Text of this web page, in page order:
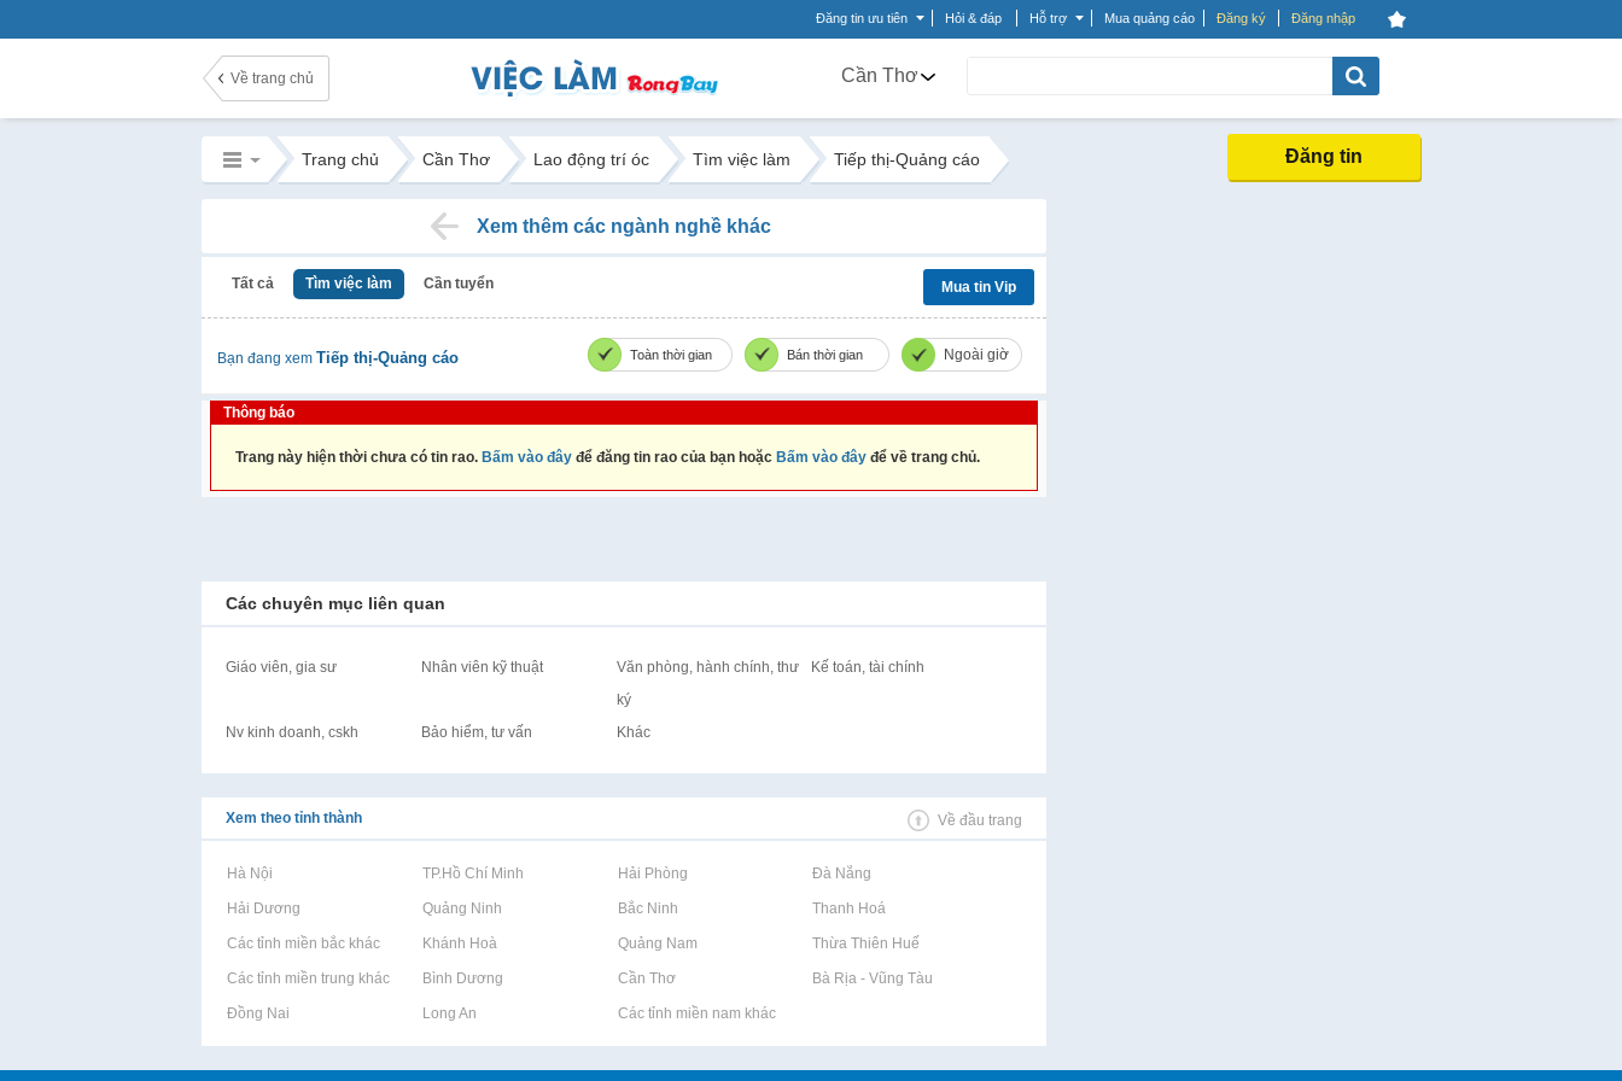
Đăng tin ưu tiên Hỏi & đáp Hỗ trợ Mua quảng cáo Đăng ký Đăng nhập
Về trang chủ Cần Thơ
Trang chủ Cần Thơ Lao động trí óc Tìm việc làm Tiếp thị-Quảng cáo Đăng tin
Xem thêm các ngành nghề khác
Tất cả Tìm việc làm Cần tuyển Mua tin Vip
Bạn đang xem Tiếp thị-Quảng cáo Toàn thời gian Bán thời gian Ngoài giờ
Thông báo
Trang này hiện thời chưa có tin rao. Bấm vào đây để đăng tin rao của bạn hoặc Bấm vào đây để về trang chủ.
Các chuyên mục liên quan
Giáo viên, gia sư Nhân viên kỹ thuật
Văn phòng, hành chính, thư
ký
Kế toán, tài chính
Nv kinh doanh, cskh Bảo hiểm, tư vấn Khác
Xem theo tỉnh thành Về đầu trang
Rao vặt tại Hà Nội Rao vặt tại TP.Hồ Chí Minh Rao vặt tại Hải Phòng Rao vặt tại Đà Nẵng
Rao vặt tại Hải Dương Rao vặt tại Quảng Ninh Rao vặt tại Bắc Ninh Rao vặt tại Thanh Hoá
Rao vặt tại Các tỉnh miền bắc khácRao vặt tại Khánh Hoà Rao vặt tại Quảng Nam Rao vặt tại Thừa Thiên Huế
Rao vặt tại Các tỉnh miền trung khácRao vặt tại Bình Dương Rao vặt tại Cần Thơ Rao vặt tại Bà Rịa - Vũng Tàu
Rao vặt tại Đồng Nai Rao vặt tại Long An Rao vặt tại Các tỉnh miền nam khác